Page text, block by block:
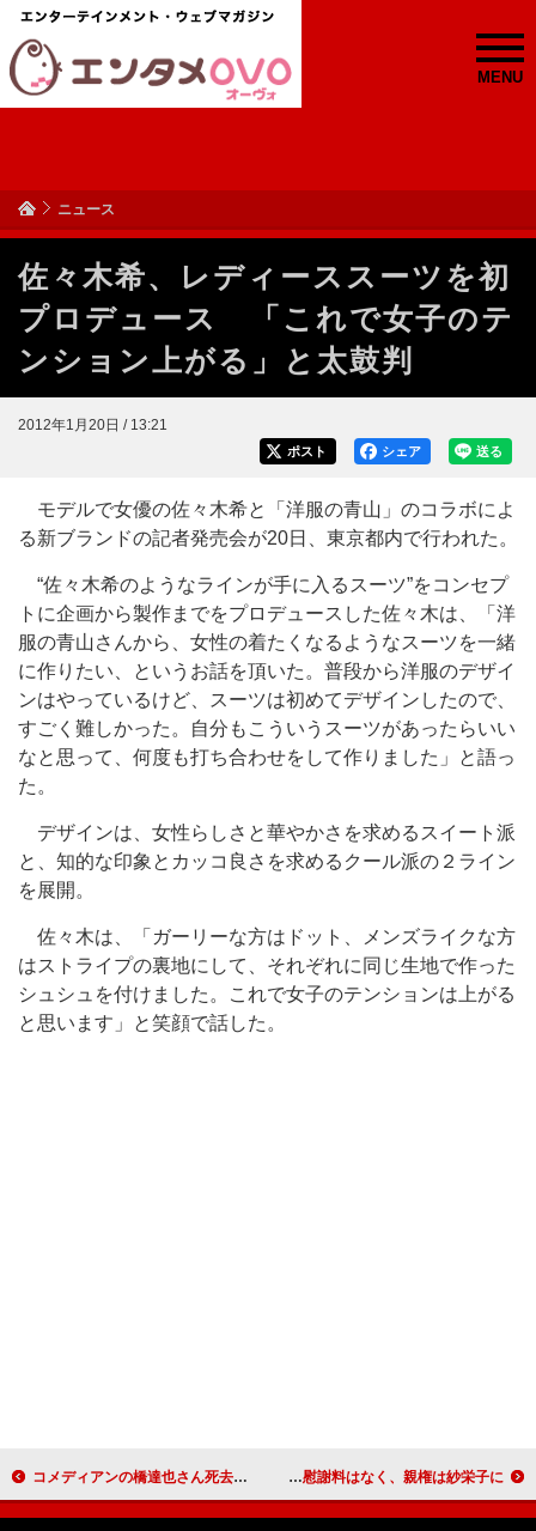
MENU
ニュース
佐々木希、レディーススーツを初
プロデュース 「これで女子のテ
ンション上がる」と太鼓判
2012年1月20日 / 13:21
送る
シェア
ポスト
モデルで女優の佐々木希と「洋服の青山」のコラボによ
る新ブランドの記者発売会が20日、東京都内で行われた。
“佐々木希のようなラインが手に入るスーツ”をコンセプ
トに企画から製作までをプロデュースした佐々木は、「洋
服の青山さんから、女性の着たくなるようなスーツを一緒
に作りたい、というお話を頂いた。普段から洋服のデザイ
ンはやっているけど、スーツは初めてデザインしたので、
すごく難しかった。自分もこういうスーツがあったらいい
なと思って、何度も打ち合わせをして作りました」と語っ
た。
デザインは、女性らしさと華やかさを求めるスイート派
と、知的な印象とカッコ良さを求めるクール派の２ライン
を展開。
佐々木は、「ガーリーな方はドット、メンズライクな方
はストライプの裏地にして、それぞれに同じ生地で作った
シュシュを付けました。これで女子のテンションは上がる
と思います」と笑顔で話した。
コメディアンの橋達也さん死去 「だめなのねー、だめなのよー」で人気 ダルビッシュ、離婚も決着しメジャーへ 慰謝料はなく、親権は紗栄子に